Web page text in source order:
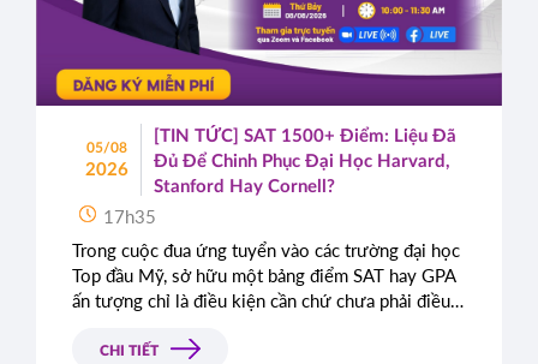
05/08
2026
[TIN TỨC] SAT 1500+ Điểm: Liệu Đã
Đủ Để Chinh Phục Đại Học Harvard,
Stanford Hay Cornell?
17h35
Trong cuộc đua ứng tuyển vào các trường đại học
Top đầu Mỹ, sở hữu một bảng điểm SAT hay GPA
ấn tượng chỉ là điều kiện cần chứ chưa phải điều
như tuyệt đối vẫn bị từ chối chỉ vì bài luận thiếu
CHI TIẾT